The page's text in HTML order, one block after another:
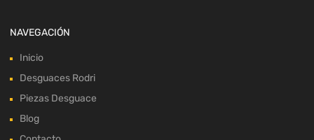
NAVEGACIÓN
Inicio
Desguaces Rodri
Piezas Desguace
Blog